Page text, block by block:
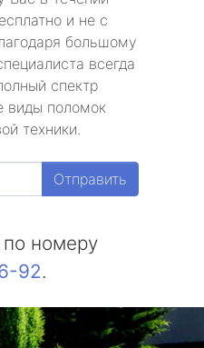
и не с
большому
всегда
спектр
виды поломок
техники.
Отправить
номеру
92.